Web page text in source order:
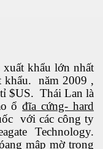
khẩu lớn nhất
khẩu. năm 2009 ,
$US. Thái Lan là
ổđĩa cứng- hard
với các công ty
Technology.
mập mờ trong